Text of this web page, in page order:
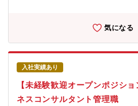
終わらせないために」（知的資産創造
集 バリューベース・ヘルスケアが変え
（知的資産創造 2024年2月号）
https://www.nri.com/jp/knowledge/
year=2024個性豊かで、様々なバックグ
タントが集まっています。他方で、私た
「ドメイン」と「機能」は多岐にわたり
様々な部署の専門家と連携したチームに
ます。【期待役割】・顧客のチームと当
ームが一体となってプロジェクトに取組
気になる
入社実績あり
【未経験歓迎オープンポジシ
ネスコンサルタント管理職